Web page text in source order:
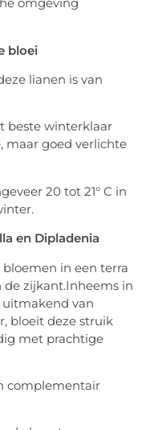
bloei
lianen is van
beste winterklaar
maar goed verlichte
20 tot 21° C in
en Dipladenia
in een terra
zijkant.Inheems in
uitmakend van
bloeit deze struik
met prachtige
complementair